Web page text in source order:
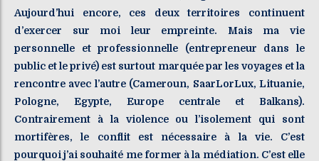
Aujourd’hui encore, ces deux territoires continuent
d’exercer sur moi leur empreinte. Mais ma vie
personnelle et professionnelle (entrepreneur dans le
public et le privé) est surtout marquée par les voyages et la
rencontre avec l’autre (Cameroun, SaarLorLux, Lituanie,
Pologne, Egypte, Europe centrale et Balkans).
Contrairement à la violence ou l’isolement qui sont
mortifères, le conflit est nécessaire à la vie. C’est
pourquoi j’ai souhaité me former à la médiation. C’est elle